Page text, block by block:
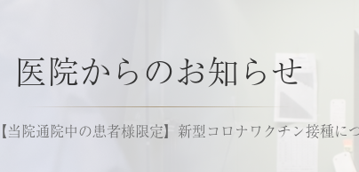
医院からのお知らせ
【当院通院中の患者様限定】新型コロナワクチン接種に